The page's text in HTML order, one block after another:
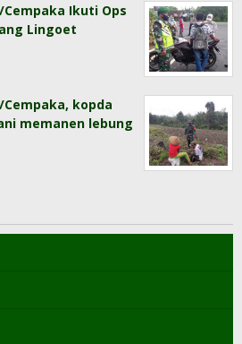
Cempaka Ikuti Ops
Lingoet
Cempaka, kopda
memanen lebung